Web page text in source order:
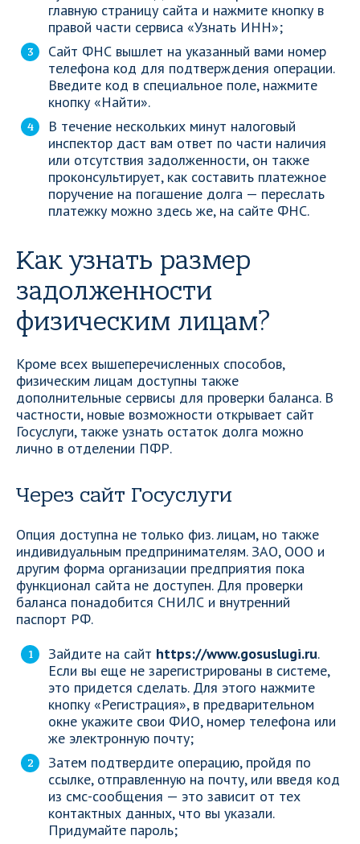
главную страницу сайта и нажмите кнопку в
правой части сервиса «Узнать ИНН»;
Сайт ФНС вышлет на указанный вами номер
телефона код для подтверждения операции.
Введите код в специальное поле, нажмите
кнопку «Найти».
В течение нескольких минут налоговый
инспектор даст вам ответ по части наличия
или отсутствия задолженности, он также
проконсультирует, как составить платежное
поручение на погашение долга — переслать
платежку можно здесь же, на сайте ФНС.
Как узнать размер
задолженности
физическим лицам?
Кроме всех вышеперечисленных способов,
физическим лицам доступны также
дополнительные сервисы для проверки баланса. В
частности, новые возможности открывает сайт
Госуслуги, также узнать остаток долга можно
лично в отделении ПФР.
Через сайт Госуслуги
Опция доступна не только физ. лицам, но также
индивидуальным предпринимателям. ЗАО, ООО и
другим форма организации предприятия пока
функционал сайта не доступен. Для проверки
баланса понадобится СНИЛС и внутренний
паспорт РФ.
Зайдите на сайт https://www.gosuslugi.ru.
Если вы еще не зарегистрированы в системе,
это придется сделать. Для этого нажмите
кнопку «Регистрация», в предварительном
окне укажите свои ФИО, номер телефона или
же электронную почту;
Затем подтвердите операцию, пройдя по
ссылке, отправленную на почту, или введя код
из смс-сообщения — это зависит от тех
контактных данных, что вы указали.
Придумайте пароль;